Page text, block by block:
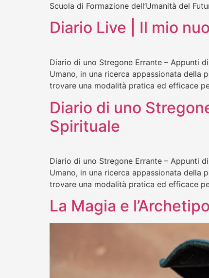
Scuola di Formazione dell’Umanità del
Diario Live | Il mio
Diario di uno Stregone Errante – Appunti
Umano, in una ricerca appassionata della
trovare una modalità pratica ed efficace
Diario di uno
Spirituale
Diario di uno Stregone Errante – Appunti
Umano, in una ricerca appassionata della
trovare una modalità pratica ed efficace
La Magia e